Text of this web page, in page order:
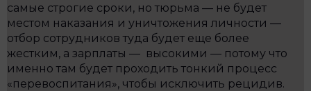
самые строгие сроки, но тюрьма — не будет
местом наказания и уничтожения личности —
отбор сотрудников туда будет еще более
жестким, а зарплаты — высокими — потому что
именно там будет проходить тонкий процесс
«перевоспитания», чтобы исключить рецидив.